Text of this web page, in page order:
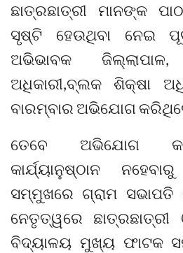
ଛାତ୍ରଛାତ୍ରୀ ମାନଙ୍କ
ସୃଷ୍ଟି ହେଉଥିବା ନେଇ
ଅଭିଭାବକ
ଅଧିକାରୀ,ବ୍ଲକ ଶିକ୍ଷା
ବାରମ୍ବାର ଅଭିଯୋଗ
ତେବେ ଅଭିଯୋଗ
କାର୍ଯ୍ୟାନୁଷ୍ଠାନ
ସମ୍ମୁଖରେ ଗ୍ରାମ
ନେତୃତ୍ୱରେ
ବିଦ୍ୟାଳୟ ମୁଖ୍ୟ ଫାଟକ